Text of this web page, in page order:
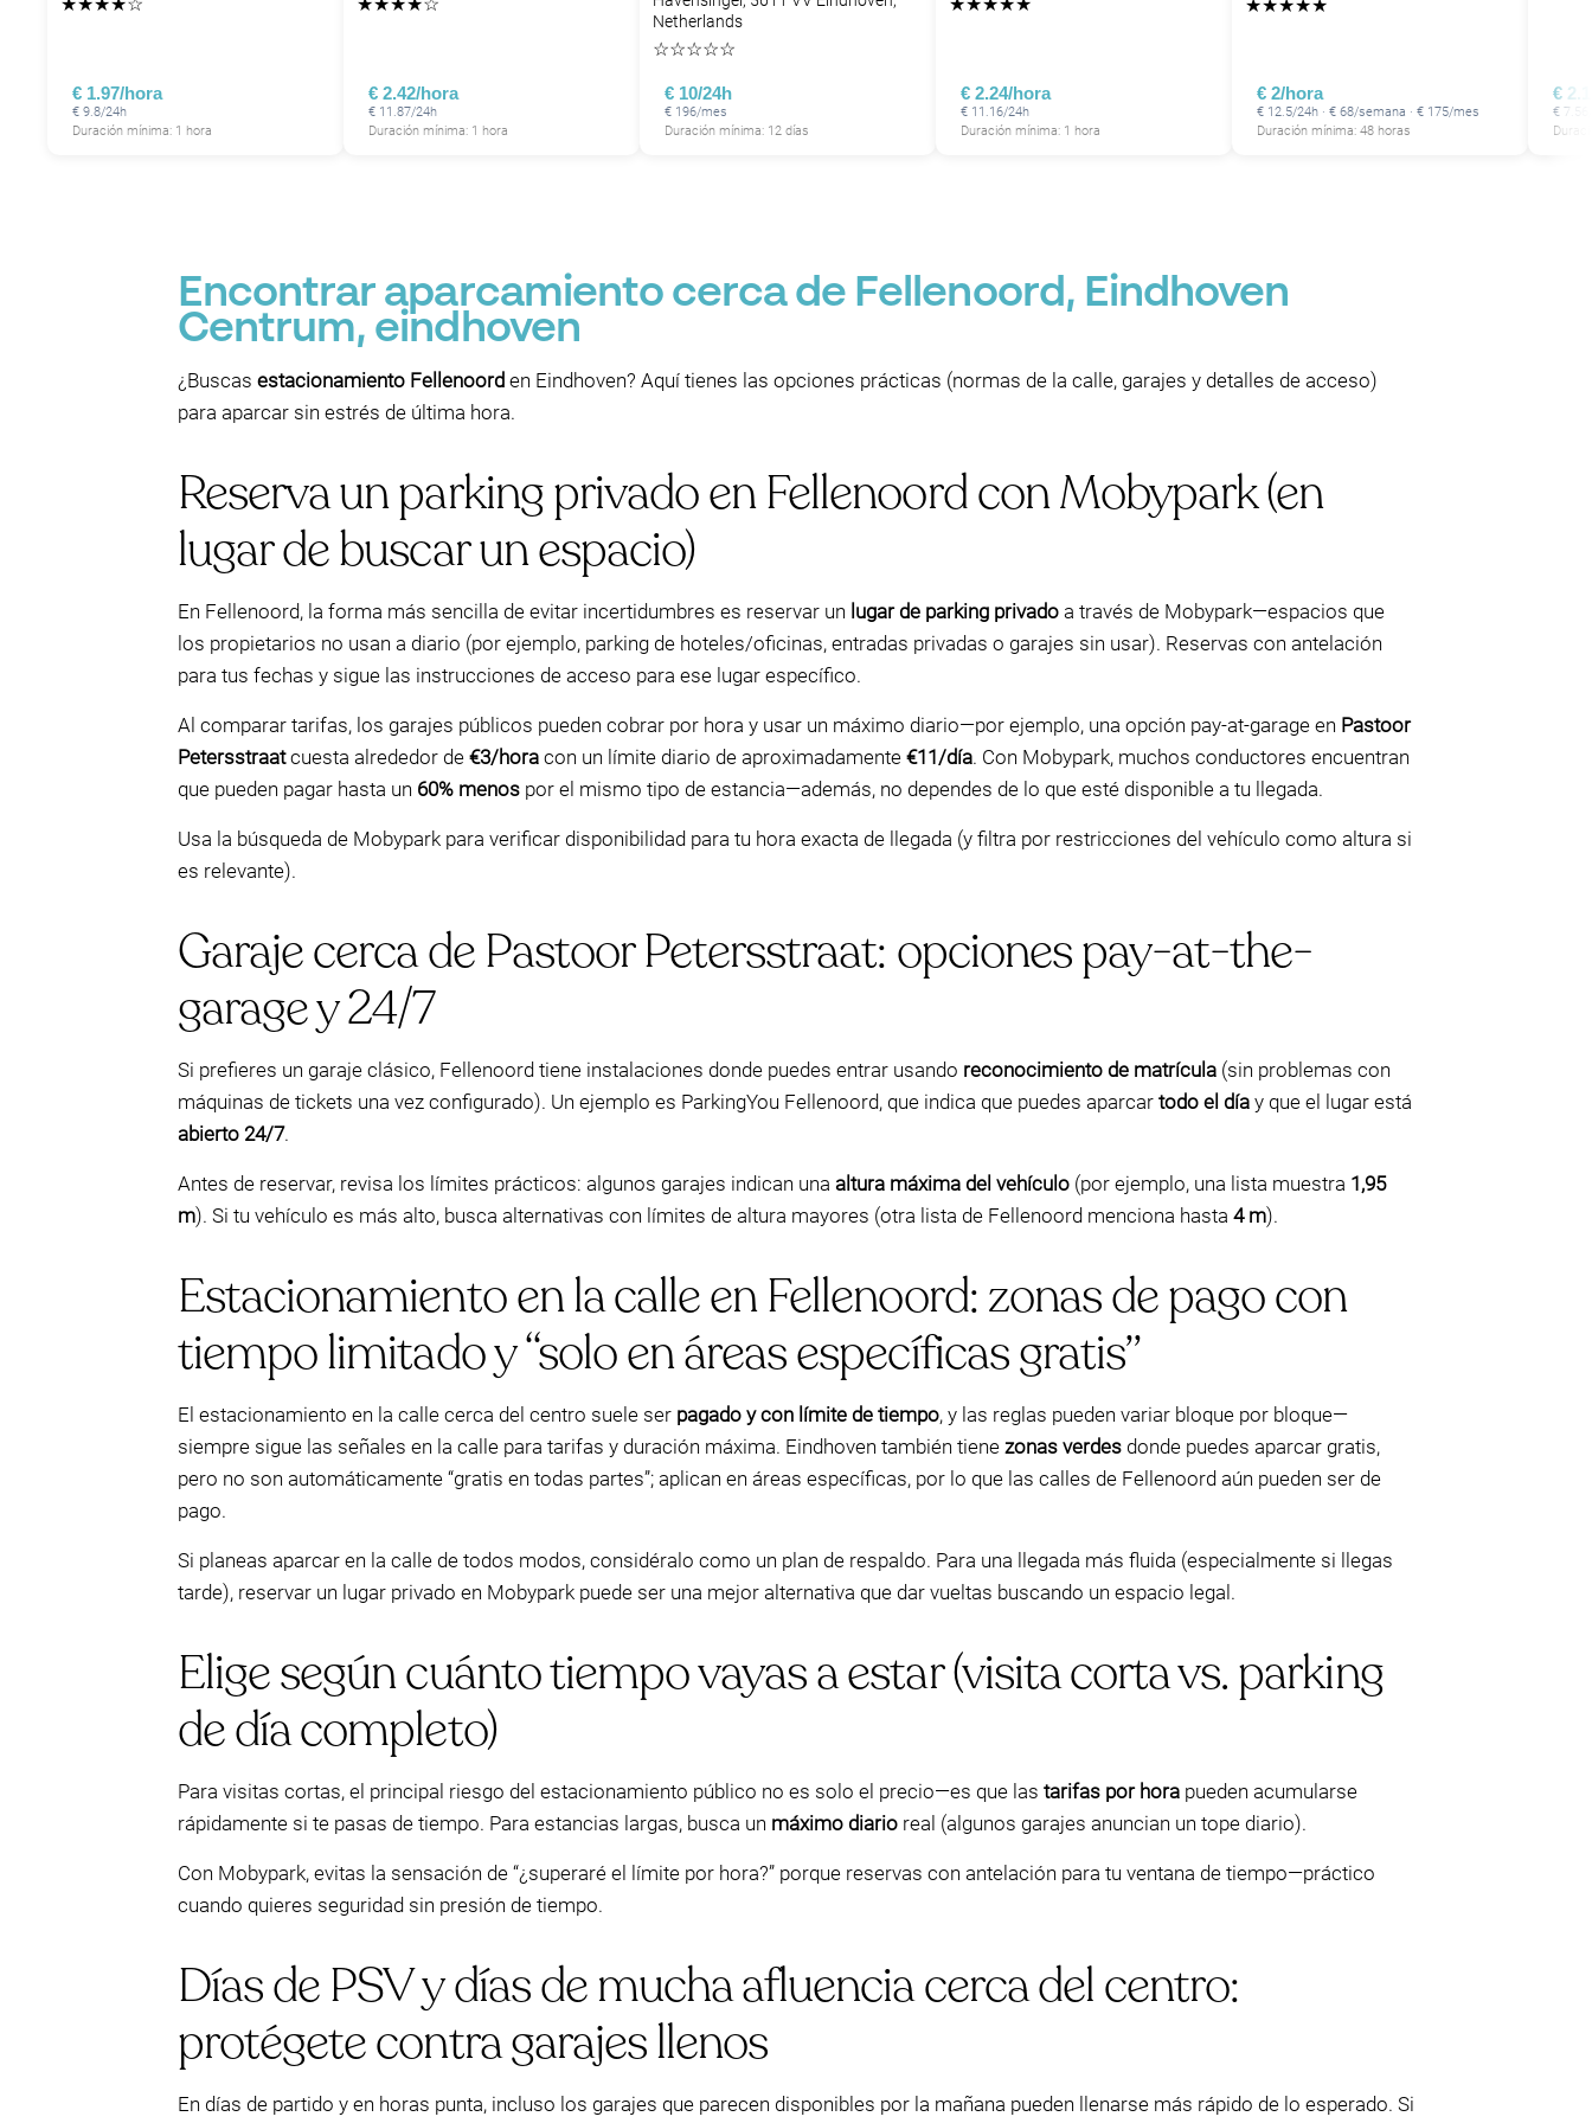
€ 1.97/hora
€ 9.8/24h
Duración mínima: 1 hora
€ 2.42/hora
€ 11.87/24h
Duración mínima: 1 hora
Netherlands
☆☆☆☆☆
€ 10/24h
€ 196/mes
Duración mínima: 12 días
€ 2.24/hora
€ 11.16/24h
Duración mínima: 1 hora
★★★★★
€ 2/hora
€ 12.5/24h · € 68/semana · € 175/mes
Duración mínima: 48 horas
€
€
Encontrar aparcamiento cerca de Fellenoord, Eindhoven
Centrum, eindhoven
¿Buscas estacionamiento Fellenoord en Eindhoven? Aquí tienes las opciones prácticas (normas de la calle, garajes y detalles de acceso)
para aparcar sin estrés de última hora.
Reserva un parking privado en Fellenoord con Mobypark (en
lugar de buscar un espacio)
En Fellenoord, la forma más sencilla de evitar incertidumbres es reservar un lugar de parking privado a través de Mobypark—espacios que
los propietarios no usan a diario (por ejemplo, parking de hoteles/oficinas, entradas privadas o garajes sin usar). Reservas con antelación
para tus fechas y sigue las instrucciones de acceso para ese lugar específico.
Al comparar tarifas, los garajes públicos pueden cobrar por hora y usar un máximo diario—por ejemplo, una opción pay-at-garage en Pastoor
Petersstraatcuesta alrededor de €3/hora con un límite diario de aproximadamente €11/día. Con Mobypark, muchos conductores encuentran
que pueden pagar hasta un 60% menos por el mismo tipo de estancia—además, no dependes de lo que esté disponible a tu llegada.
Usa la búsqueda de Mobypark para verificar disponibilidad para tu hora exacta de llegada (y filtra por restricciones del vehículo como altura si
es relevante).
Garaje cerca de Pastoor Petersstraat: opciones pay-at-the-
garage y 24/7
Si prefieres un garaje clásico, Fellenoord tiene instalaciones donde puedes entrar usando reconocimiento de matrícula (sin problemas con
máquinas de tickets una vez configurado). Un ejemplo es ParkingYou Fellenoord, que indica que puedes aparcar todo el día y que el lugar está
abierto 24/7.
Antes de reservar, revisa los límites prácticos: algunos garajes indican una altura máxima del vehículo (por ejemplo, una lista muestra 1,95
m). Si tu vehículo es más alto, busca alternativas con límites de altura mayores (otra lista de Fellenoord menciona hasta 4 m).
Estacionamiento en la calle en Fellenoord: zonas de pago con
tiempo limitado y “solo en áreas específicas gratis”
El estacionamiento en la calle cerca del centro suele ser pagado y con límite de tiempo, y las reglas pueden variar bloque por bloque—
siempre sigue las señales en la calle para tarifas y duración máxima. Eindhoven también tiene zonas verdes donde puedes aparcar gratis,
pero no son automáticamente “gratis en todas partes”; aplican en áreas específicas, por lo que las calles de Fellenoord aún pueden ser de
pago.
Si planeas aparcar en la calle de todos modos, considéralo como un plan de respaldo. Para una llegada más fluida (especialmente si llegas
tarde), reservar un lugar privado en Mobypark puede ser una mejor alternativa que dar vueltas buscando un espacio legal.
Elige según cuánto tiempo vayas a estar (visita corta vs. parking
de día completo)
Para visitas cortas, el principal riesgo del estacionamiento público no es solo el precio—es que las tarifas por hora pueden acumularse
rápidamente si te pasas de tiempo. Para estancias largas, busca un máximo diario real (algunos garajes anuncian un tope diario).
Con Mobypark, evitas la sensación de “¿superaré el límite por hora?” porque reservas con antelación para tu ventana de tiempo—práctico
cuando quieres seguridad sin presión de tiempo.
Días de PSV y días de mucha afluencia cerca del centro:
protégete contra garajes llenos
En días de partido y en horas punta, incluso los garajes que parecen disponibles por la mañana pueden llenarse más rápido de lo esperado. Si